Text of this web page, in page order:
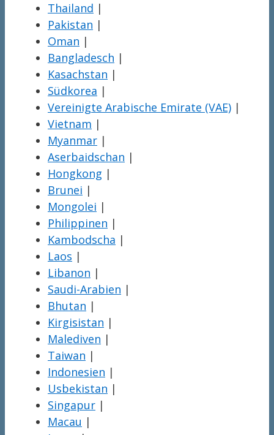
Thailand |
Pakistan |
Oman |
Bangladesch |
Kasachstan |
Südkorea |
Vereinigte Arabische Emirate (VAE) |
Vietnam |
Myanmar |
Aserbaidschan |
Hongkong |
Brunei |
Mongolei |
Philippinen |
Kambodscha |
Laos |
Libanon |
Saudi-Arabien |
Bhutan |
Kirgisistan |
Malediven |
Taiwan |
Indonesien |
Usbekistan |
Singapur |
Macau |